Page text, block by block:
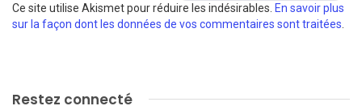
Ce site utilise Akismet pour réduire les indésirables. En savoir plus
sur la façon dont les données de vos commentaires sont traitées
Restez connecté